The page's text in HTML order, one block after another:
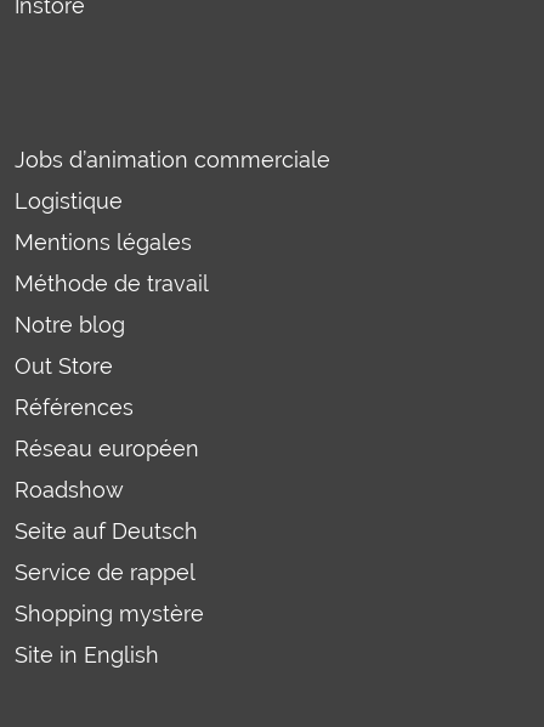
Instore
Jobs d’animation commerciale
Logistique
Mentions légales
Méthode de travail
Notre blog
Out Store
Références
Réseau européen
Roadshow
Seite auf Deutsch
Service de rappel
Shopping mystère
Site in English